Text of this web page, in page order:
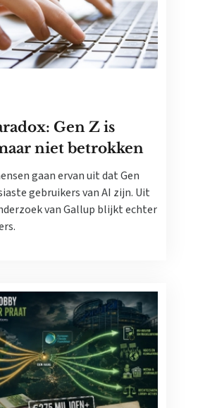
Gen Z is
niet betrokken
gaan ervan uit dat Gen
gebruikers van AI zijn. Uit
van Gallup blijkt echter